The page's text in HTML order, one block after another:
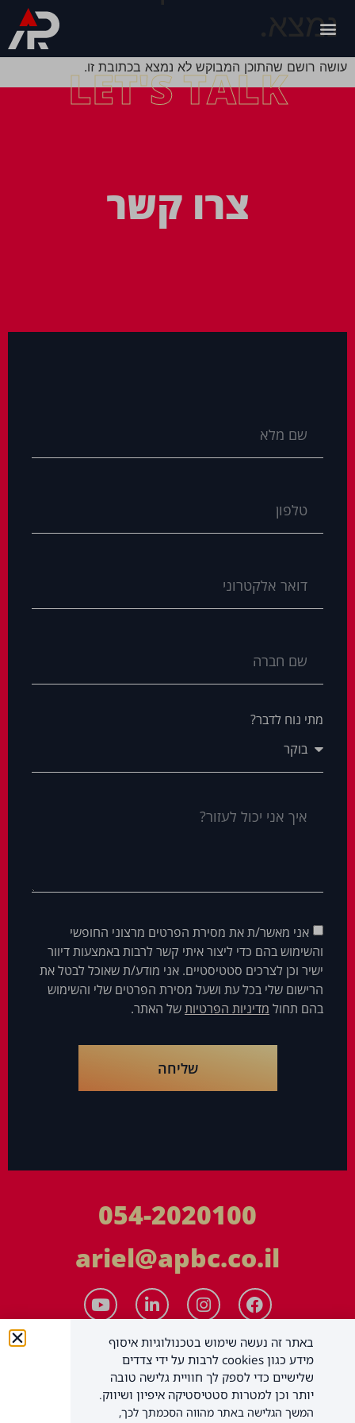
נמצא.
עושה רושם שהתוכן המבוקש לא נמצא בכתובת זו.
LET'S TALK
צרו קשר
מתי נוח לדבר?
אני מאשר/ת את מסירת הפרטים מרצוני החופשי
והשימוש בהם כדי ליצור איתי קשר לרבות באמצעות דיוור
ישיר וכן לצרכים סטטיסטיים. אני מודע/ת שאוכל לבטל את
הרישום שלי בכל עת ושעל מסירת הפרטים שלי והשימוש
בהם תחול מדיניות הפרטיותשל האתר.
שליחה
054-2020100
ariel@apbc.co.il
באתר זה נעשה שימוש בטכנולוגיות איסוף
מידע כגון cookies לרבות על ידי צדדים
שלישיים כדי לספק לך חוויית גלישה טובה
יותר וכן למטרות סטטיסטיקה איפיון ושיווק.
המשך הגלישה באתר מהווה הסכמתך לכך,